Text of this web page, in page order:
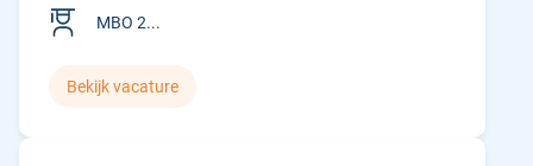
MBO 2...
Bekijk vacature